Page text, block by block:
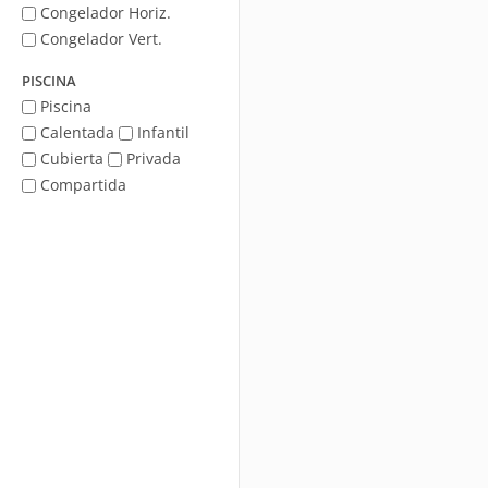
Congelador Horiz.
Congelador Vert.
PISCINA
Piscina
Calentada
Infantil
Cubierta
Privada
Compartida